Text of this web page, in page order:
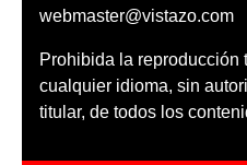
webmaster@vistazo.com
Prohibida la reproducción
cualquier idioma, sin
titular, de todos los